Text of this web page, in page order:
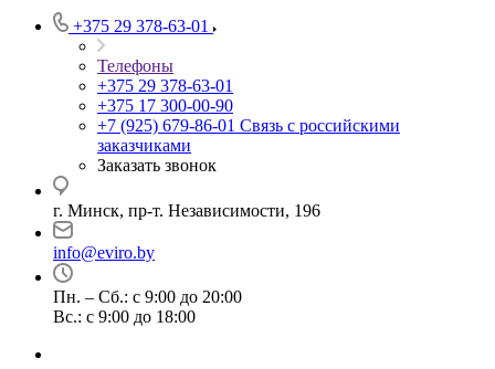
+375 29 378-63-01
Телефоны
+375 29 378-63-01
+375 17 300-00-90
+7 (925) 679-86-01 Связь с российскими
заказчиками
Заказать звонок
г. Минск, пр-т. Независимости, 196
info@eviro.by
Пн. – Сб.: с 9:00 до 20:00
Вс.: с 9:00 до 18:00